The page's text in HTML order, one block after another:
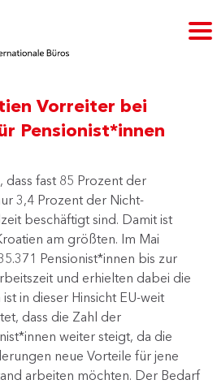
Vorreiter bei
Pensionist*innen
dass fast 85 Prozent der
3,4 Prozent der Nicht-
beschäftigt sind. Damit ist
am größten. Im Mai
Pensionist*innen bis zur
und erhielten dabei die
in dieser Hinsicht EU-weit
dass die Zahl der
weiter steigt, da die
neue Vorteile für jene
arbeiten möchten. Der Bedarf